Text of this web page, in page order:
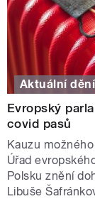
Aktuální dění
Evropský
covid pasů
Kauzu
Úřad
Polsku znění
Libuše